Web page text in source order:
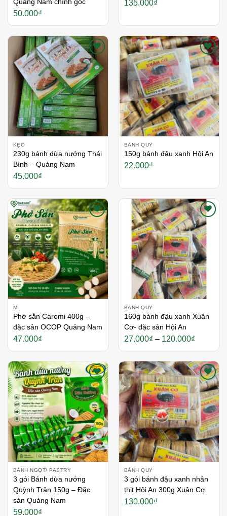
Quảng Nam chính gốc
50.000₫
135.000₫
Thích
KẸO
230g bánh dừa nướng Thái
Bình – Quảng Nam
45.000₫
Thích
BÁNH QUY
150g bánh đậu xanh Hội An
22.000₫
Thích
MÌ
Phở sắn Caromi 400g –
đặc sản OCOP Quảng Nam
47.000₫
Thích
BÁNH QUY
160g bánh đậu xanh Xuân
Cơ- đặc sản Hội An
27.000₫ – 120.000₫Khoảng
27.000₫
đến
Thích
BÁNH NGỌT/ PASTRY
3 gói Bánh dừa nướng
Quỳnh Trân 150g – Đặc
sản Quảng Nam
59.000₫
Thích
BÁNH QUY
3 gói bánh đậu xanh nhân
thịt Hội An 300g Xuân Cơ
130.000₫